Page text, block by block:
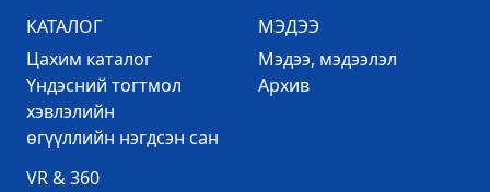
КАТАЛОГ
Цахим каталог
Үндэсний тогтмол
хэвлэлийн
өгүүллийн нэгдсэн сан
МЭДЭЭ
Mэдээ, мэдээлэл
Архив
VR & 360